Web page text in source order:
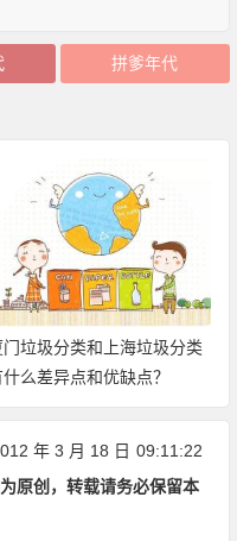
拼爹年代
2019厦门旅游年卡：免费、
限次畅玩厦门21大景区
年 3 月 18 日 09:11:22
原创，转载请务必保留本